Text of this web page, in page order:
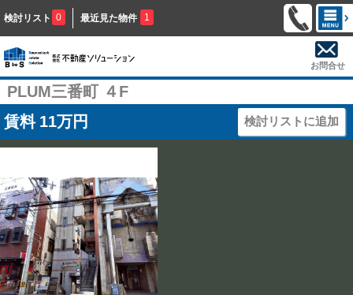
検討リスト 0 最近見た物件 1
お問合せ
PLUM三番町 ４F
賃料 11万円 検討リストに追加